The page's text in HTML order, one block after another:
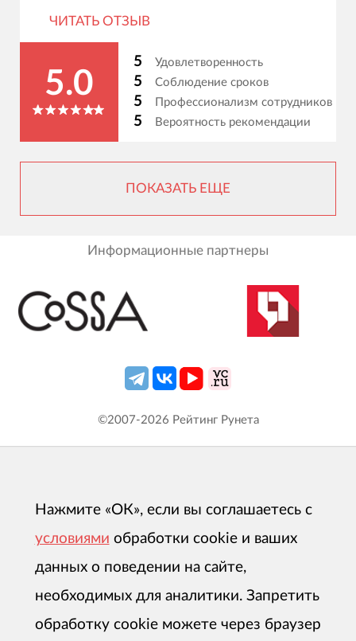
ЧИТАТЬ ОТЗЫВ
5.0
5 Удовлетворенность
5 Соблюдение сроков
5 Профессионализм сотрудников
5 Вероятность рекомендации
ПОКАЗАТЬ ЕЩЕ
Информационные партнеры
©2007-2026 Рейтинг Рунета
Нажмите «ОК», если вы соглашаетесь с
условиями обработки cookie и ваших
данных о поведении на сайте,
необходимых для аналитики. Запретить
обработку cookie можете через браузер